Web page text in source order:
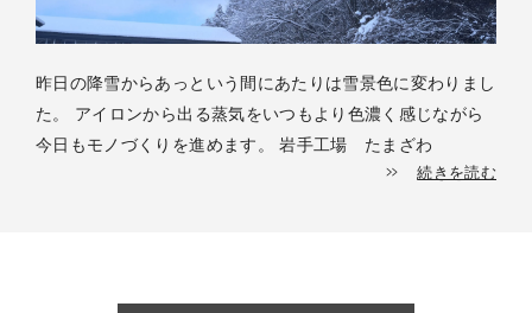
昨日の降雪からあっという間にあたりは雪景色に変わりまし
た。 アイロンから出る蒸気をいつもより色濃く感じながら
今日もモノづくりを進めます。 岩手工場 たまざわ
続きを読む